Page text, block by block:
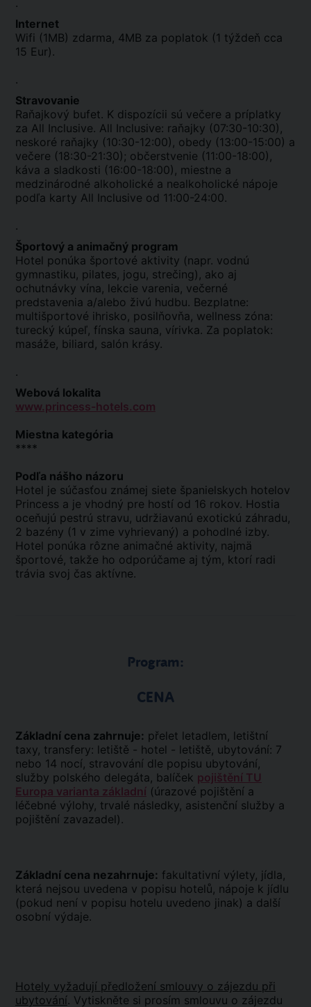
.
Internet
Wifi (1MB) zdarma, 4MB za poplatok (1 týždeň cca
15 Eur).
.
Stravovanie
Raňajkový bufet. K dispozícii sú večere a príplatky
za All Inclusive. All Inclusive: raňajky (07:30-10:30),
neskoré raňajky (10:30-12:00), obedy (13:00-15:00) a
večere (18:30-21:30); občerstvenie (11:00-18:00),
káva a sladkosti (16:00-18:00), miestne a
medzinárodné alkoholické a nealkoholické nápoje
podľa karty All Inclusive od 11:00-24:00.
.
Športový a animačný program
Hotel ponúka športové aktivity (napr. vodnú
gymnastiku, pilates, jogu, strečing), ako aj
ochutnávky vína, lekcie varenia, večerné
predstavenia a/alebo živú hudbu. Bezplatne:
multišportové ihrisko, posilňovňa, wellness zóna:
turecký kúpeľ, fínska sauna, vírivka. Za poplatok:
masáže, biliard, salón krásy.
.
Webová lokalita
www.princess-hotels.com
Miestna kategória
****
Podľa nášho názoru
Hotel je súčasťou známej siete španielskych hotelov
Princess a je vhodný pre hostí od 16 rokov. Hostia
oceňujú pestrú stravu, udržiavanú exotickú záhradu,
2 bazény (1 v zime vyhrievaný) a pohodlné izby.
Hotel ponúka rôzne animačné aktivity, najmä
športové, takže ho odporúčame aj tým, ktorí radi
trávia svoj čas aktívne.
Program:
CENA
Základní cena zahrnuje: přelet letadlem, letištní
taxy, transfery: letiště - hotel - letiště, ubytování: 7
nebo 14 nocí, stravování dle popisu ubytování,
služby polského delegáta, balíček pojištění TU
Europa varianta základní (úrazové pojištění a
léčebné výlohy, trvalé následky, asistenční služby a
pojištění zavazadel).
Základní cena nezahrnuje: fakultativní výlety, jídla,
která nejsou uvedena v popisu hotelů, nápoje k jídlu
(pokud není v popisu hotelu uvedeno jinak) a další
osobní výdaje.
Hotely vyžadují předložení smlouvy o zájezdu při
ubytování. Vytiskněte si prosím smlouvu o zájezdu